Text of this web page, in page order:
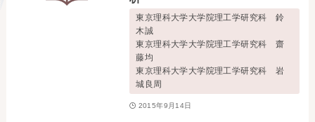
日本VE協会について
資料・論文購入
事務局・勤務体制
東京理科大学大学院理工学研究科 鈴
木誠
東京理科大学大学院理工学研究科 齋
藤均
東京理科大学大学院理工学研究科 岩
城良周
2015年9月14日